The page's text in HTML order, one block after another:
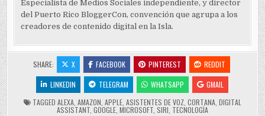
Especialista de Medios Sociales independiente, y director
del Puerto Rico BloggerCon, convención que agrupa a los
creadores de contenido digital en la Isla.
SHARE: X FACEBOOK PINTEREST
REDDIT
LINKEDIN
TELEGRAM WHATSAPP
GMAIL
TAGGED ALEXA AMAZON APPLE ASISTENTES DE VOZ CORTANA DIGITAL
ASSISTANT GOOGLE MICROSOFT SIRI TECNOLOGÍA